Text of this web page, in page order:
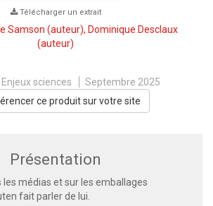
Télécharger un extrait
Samson (auteur), Dominique Desclaux
(auteur)
Enjeux sciences
Septembre 2025
ce produit sur votre site
Présentation
médias et sur les emballages
fait parler de lui.